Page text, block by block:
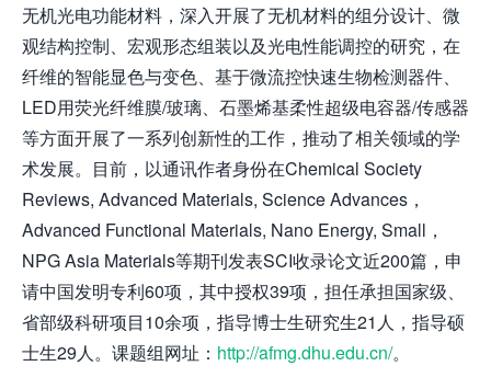
无机光电功能材料，深入开展了无机材料的组分设计、微
观结构控制、宏观形态组装以及光电性能调控的研究，在
纤维的智能显色与变色、基于微流控快速生物检测器件、
LED用荧光纤维膜/玻璃、石墨烯基柔性超级电容器/传感器
等方面开展了一系列创新性的工作，推动了相关领域的学
术发展。目前，以通讯作者身份在Chemical Society
Reviews, Advanced Materials, Science Advances，
Advanced Functional Materials, Nano Energy, Small，
NPG Asia Materials等期刊发表SCI收录论文近200篇，申
请中国发明专利60项，其中授权39项，担任承担国家级、
省部级科研项目10余项，指导博士生研究生21人，指导硕
士生29人。课题组网址： http://afmg.dhu.edu.cn/。